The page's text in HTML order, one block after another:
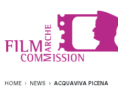
HOME NEWS ACQUAVIVA PICENA